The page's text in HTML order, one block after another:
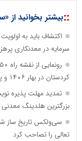
::بیشتر بخوانید از
اکتشاف باید به
سرمایه در معدنکاری
کردستان در بهار ۱۴۰۶ و پیشرفت فیزیکی ۳۵٪ مس جانجا
تمدید مهلت پذیره
بزرگترین هلدینگ
سی‌ولکس تاریخ ساز
تعالی را تصاحب کرد